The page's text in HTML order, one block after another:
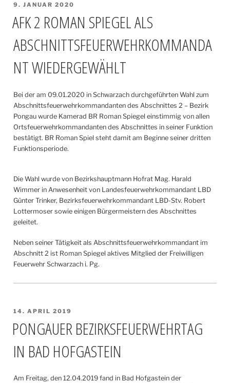
VERÖFFENTLICHT
9. JANUAR 2020
AFK 2 ROMAN SPIEGEL ALS
ABSCHNITTSFEUERWEHRKOMMANDA
NT WIEDERGEWÄHLT
Bei der am 09.01.2020 in Schwarzach durchgeführten Wahl zum
Abschnittsfeuerwehrkommandanten des Abschnittes 2 – Bezirk
Pongau wurde Kamerad BR Roman Spiegel einstimmig von allen
Ortsfeuerwehrkommandanten des Abschnittes in seiner Funktion
bestätigt. BR Roman Spiel steht damit am Beginne seiner dritten
Funktionsperiode.
Die Wahl wurde von Bezirkshauptmann Hofrat Mag. Harald
Wimmer in Anwesenheit von Landesfeuerwehrkommandant LBD
Günter Trinker, Bezirksfeuerwehrkommandant LBD-Stv. Robert
Lottermoser sowie einigen Bürgermeistern des Abschnittes
geleitet.
Neben seiner Tätigkeit als Abschnittsfeuerwehrkommandant im
Abschnitt 2 ist Roman Spiegel aktives Mitglied der Freiwilligen
Feuerwehr Schwarzach i. Pg.
VERÖFFENTLICHT
14. APRIL 2019
PONGAUER BEZIRKSFEUERWEHRTAG
IN BAD HOFGASTEIN
Am Freitag, den 12.04.2019 fand in Bad Hofgastein der